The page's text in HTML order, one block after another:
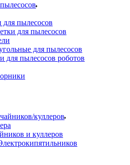
пылесосов
для пылесосов
для пылесосов
для пылесосов роботов
куллеров
и куллеров